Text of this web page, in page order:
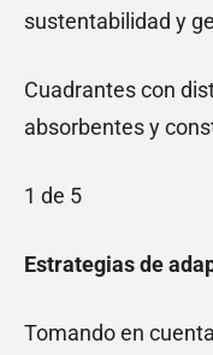
sustentabilidad y
Cuadrantes con
absorbentes y
1 de 5
Estrategias de
Tomando en